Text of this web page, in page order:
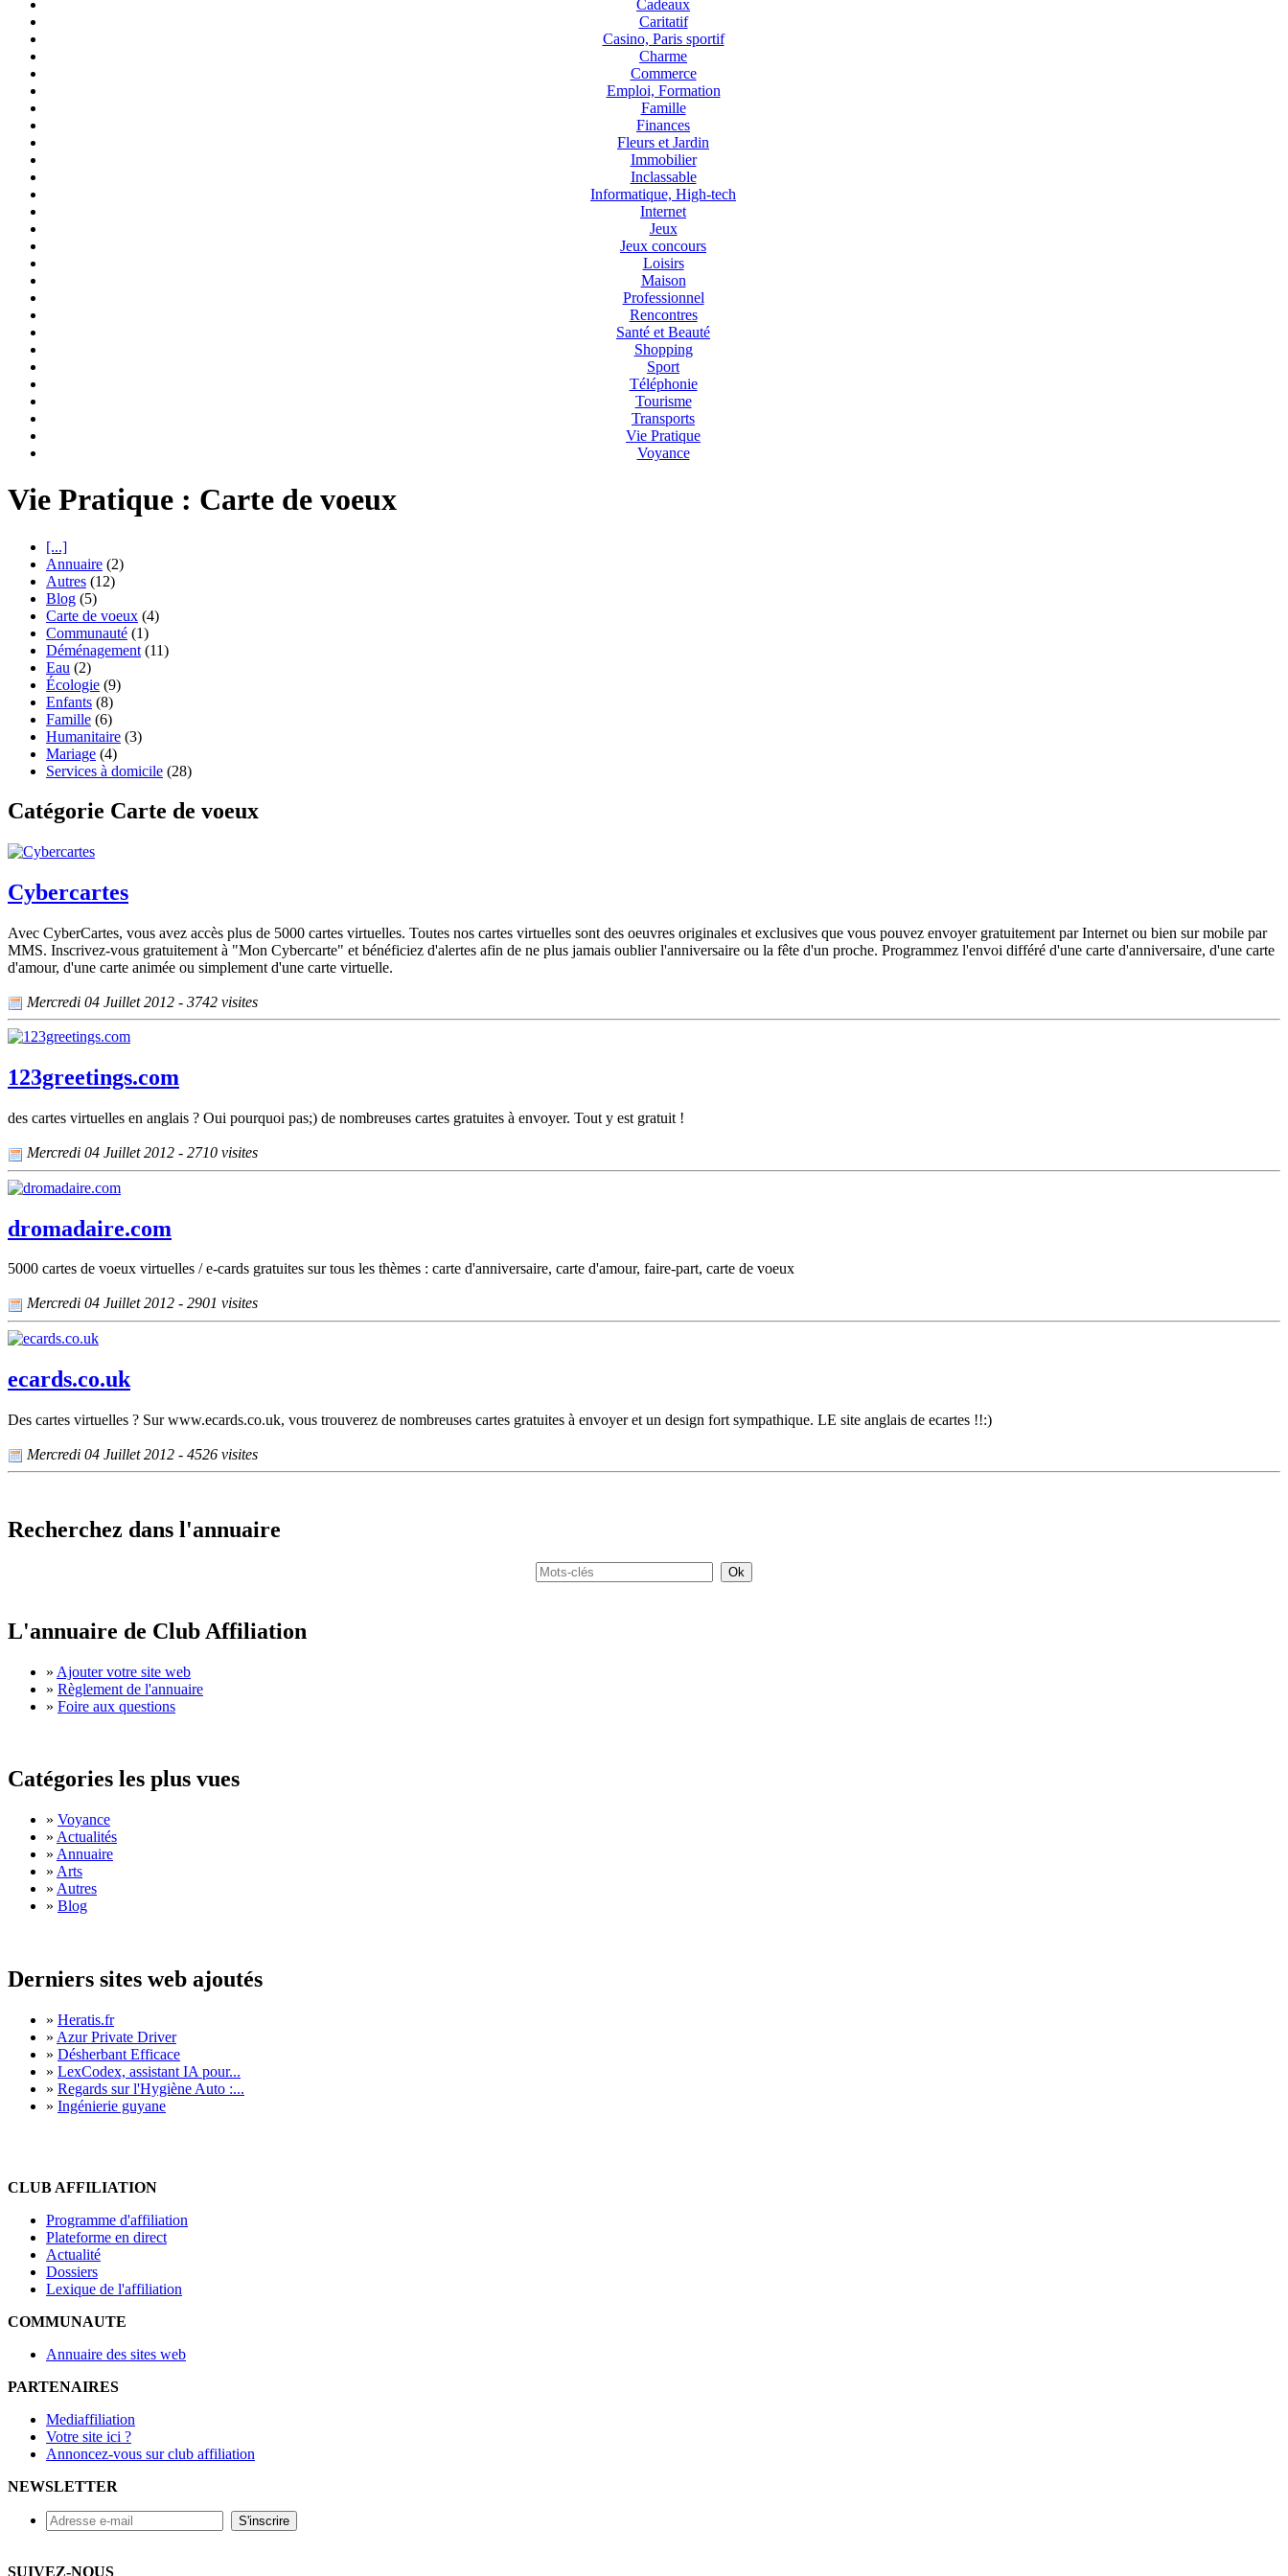
Cadeaux
Caritatif
Casino, Paris sportif
Charme
Commerce
Emploi, Formation
Famille
Finances
Fleurs et Jardin
Immobilier
Inclassable
Informatique, High-tech
Internet
Jeux
Jeux concours
Loisirs
Maison
Professionnel
Rencontres
Santé et Beauté
Shopping
Sport
Téléphonie
Tourisme
Transports
Vie Pratique
Voyance
Vie Pratique : Carte de voeux
[...]
Annuaire (2)
Autres (12)
Blog (5)
Carte de voeux (4)
Communauté (1)
Déménagement (11)
Eau (2)
Écologie (9)
Enfants (8)
Famille (6)
Humanitaire (3)
Mariage (4)
Services à domicile (28)
Catégorie Carte de voeux
Cybercartes
Avec CyberCartes, vous avez accès plus de 5000 cartes virtuelles. Toutes nos cartes virtuelles sont des oeuvres originales et exclusives que vous pouvez envoyer gratuitement par Internet ou bien sur mobile par
MMS. Inscrivez-vous gratuitement à "Mon Cybercarte" et bénéficiez d'alertes afin de ne plus jamais oublier l'anniversaire ou la fête d'un proche. Programmez l'envoi différé d'une carte d'anniversaire, d'une carte
d'amour, d'une carte animée ou simplement d'une carte virtuelle.
Mercredi 04 Juillet 2012 - 3742 visites
123greetings.com
des cartes virtuelles en anglais ? Oui pourquoi pas;) de nombreuses cartes gratuites à envoyer. Tout y est gratuit !
Mercredi 04 Juillet 2012 - 2710 visites
dromadaire.com
5000 cartes de voeux virtuelles / e-cards gratuites sur tous les thèmes : carte d'anniversaire, carte d'amour, faire-part, carte de voeux
Mercredi 04 Juillet 2012 - 2901 visites
ecards.co.uk
Des cartes virtuelles ? Sur www.ecards.co.uk, vous trouverez de nombreuses cartes gratuites à envoyer et un design fort sympathique. LE site anglais de ecartes !!:)
Mercredi 04 Juillet 2012 - 4526 visites
Recherchez dans l'annuaire
L'annuaire de Club Affiliation
» Ajouter votre site web
» Règlement de l'annuaire
» Foire aux questions
Catégories les plus vues
» Voyance
» Actualités
» Annuaire
» Arts
» Autres
» Blog
Derniers sites web ajoutés
» Heratis.fr
» Azur Private Driver
» Désherbant Efficace
» LexCodex, assistant IA pour...
» Regards sur l'Hygiène Auto :...
» Ingénierie guyane
CLUB AFFILIATION
Programme d'affiliation
Plateforme en direct
Actualité
Dossiers
Lexique de l'affiliation
COMMUNAUTE
Annuaire des sites web
PARTENAIRES
Mediaffiliation
Votre site ici ?
Annoncez-vous sur club affiliation
NEWSLETTER
SUIVEZ-NOUS